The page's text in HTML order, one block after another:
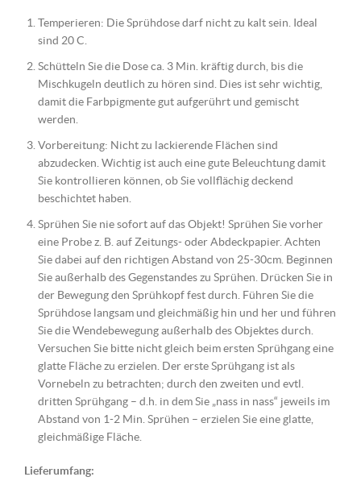
Temperieren: Die Sprühdose darf nicht zu kalt sein. Ideal
sind 20 C.
Schütteln Sie die Dose ca. 3 Min. kräftig durch, bis die
Mischkugeln deutlich zu hören sind. Dies ist sehr wichtig,
damit die Farbpigmente gut aufgerührt und gemischt
werden.
Vorbereitung: Nicht zu lackierende Flächen sind
abzudecken. Wichtig ist auch eine gute Beleuchtung damit
Sie kontrollieren können, ob Sie vollflächig deckend
beschichtet haben.
Sprühen Sie nie sofort auf das Objekt! Sprühen Sie vorher
eine Probe z. B. auf Zeitungs- oder Abdeckpapier. Achten
Sie dabei auf den richtigen Abstand von 25-30cm. Beginnen
Sie außerhalb des Gegenstandes zu Sprühen. Drücken Sie in
der Bewegung den Sprühkopf fest durch. Führen Sie die
Sprühdose langsam und gleichmäßig hin und her und führen
Sie die Wendebewegung außerhalb des Objektes durch.
Versuchen Sie bitte nicht gleich beim ersten Sprühgang eine
glatte Fläche zu erzielen. Der erste Sprühgang ist als
Vornebeln zu betrachten; durch den zweiten und evtl.
dritten Sprühgang – d.h. in dem Sie „nass in nass“ jeweils im
Abstand von 1-2 Min. Sprühen – erzielen Sie eine glatte,
gleichmäßige Fläche.
Lieferumfang: